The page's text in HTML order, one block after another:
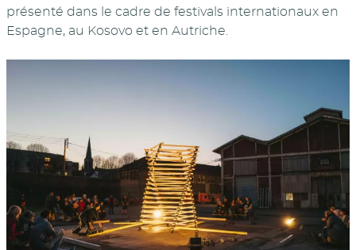
présenté dans le cadre de festivals internationaux en
Espagne, au Kosovo et en Autriche.